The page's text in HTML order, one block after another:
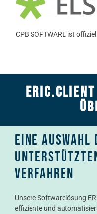
CPB SOFTWARE ist
Eine Auswahl
unterstützten
Verfahren
Unsere Softwarelösung
effiziente und